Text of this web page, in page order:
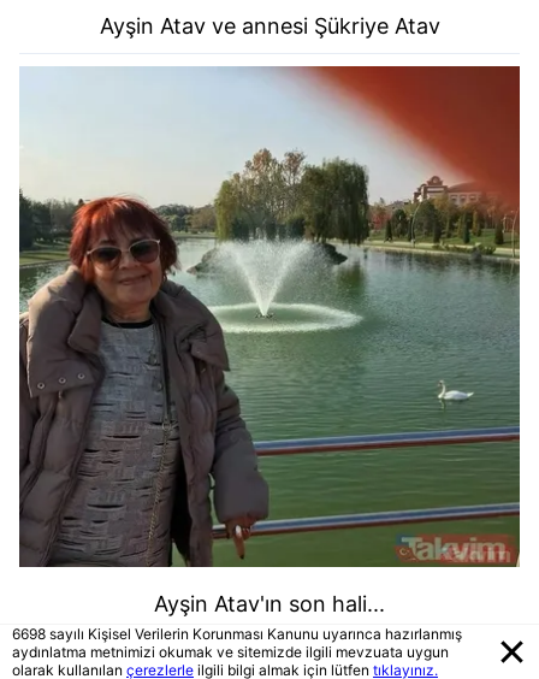
Ayşin Atav ve annesi Şükriye Atav
Ayşin Atav'ın son hali...
6698 sayılı Kişisel Verilerin Korunması Kanunu uyarınca hazırlanmış
aydınlatma metnimizi okumak ve sitemizde ilgili mevzuata uygun
olarak kullanılan çerezlerle ilgili bilgi almak için lütfen tıklayınız.